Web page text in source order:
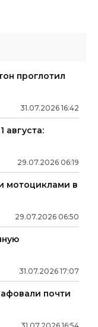
проглотил
31.07.2026 16:42
августа:
29.07.2026 06:19
мотоциклами в
29.07.2026 06:50
31.07.2026 17:07
почти